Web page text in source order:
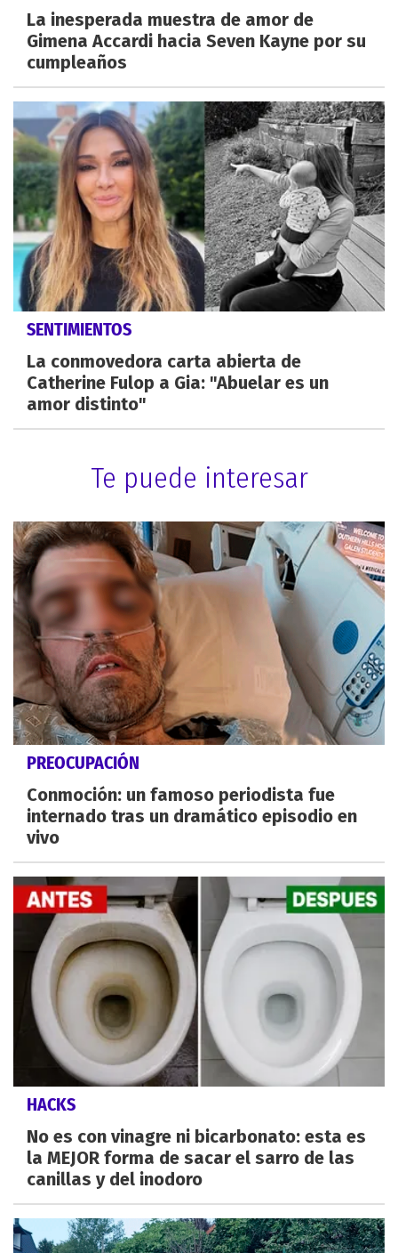
La inesperada muestra de amor de
Gimena Accardi hacia Seven Kayne por su
cumpleaños
SENTIMIENTOS
La conmovedora carta abierta de
Catherine Fulop a Gia: "Abuelar es un
amor distinto"
Te puede interesar
PREOCUPACIÓN
Conmoción: un famoso periodista fue
internado tras un dramático episodio en
vivo
HACKS
No es con vinagre ni bicarbonato: esta es
la MEJOR forma de sacar el sarro de las
canillas y del inodoro